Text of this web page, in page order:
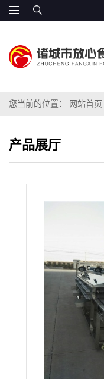
您当前的位置： 网站首页
产品展厅